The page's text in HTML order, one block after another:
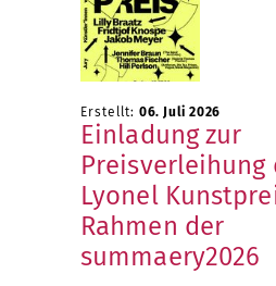
Erstellt: 06. Juli 2026
Einladung zur
Preisverleihung
Lyonel
Rahmen der
summaery2026